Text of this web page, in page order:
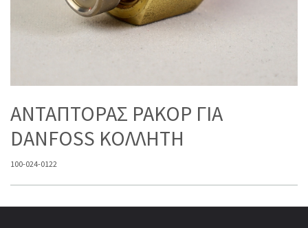
ΑΝΤΑΠΤΟΡΑΣ PAKOP ΓΙΑ
DANFOSS ΚΟΛΛΗΤΗ
100-024-0122